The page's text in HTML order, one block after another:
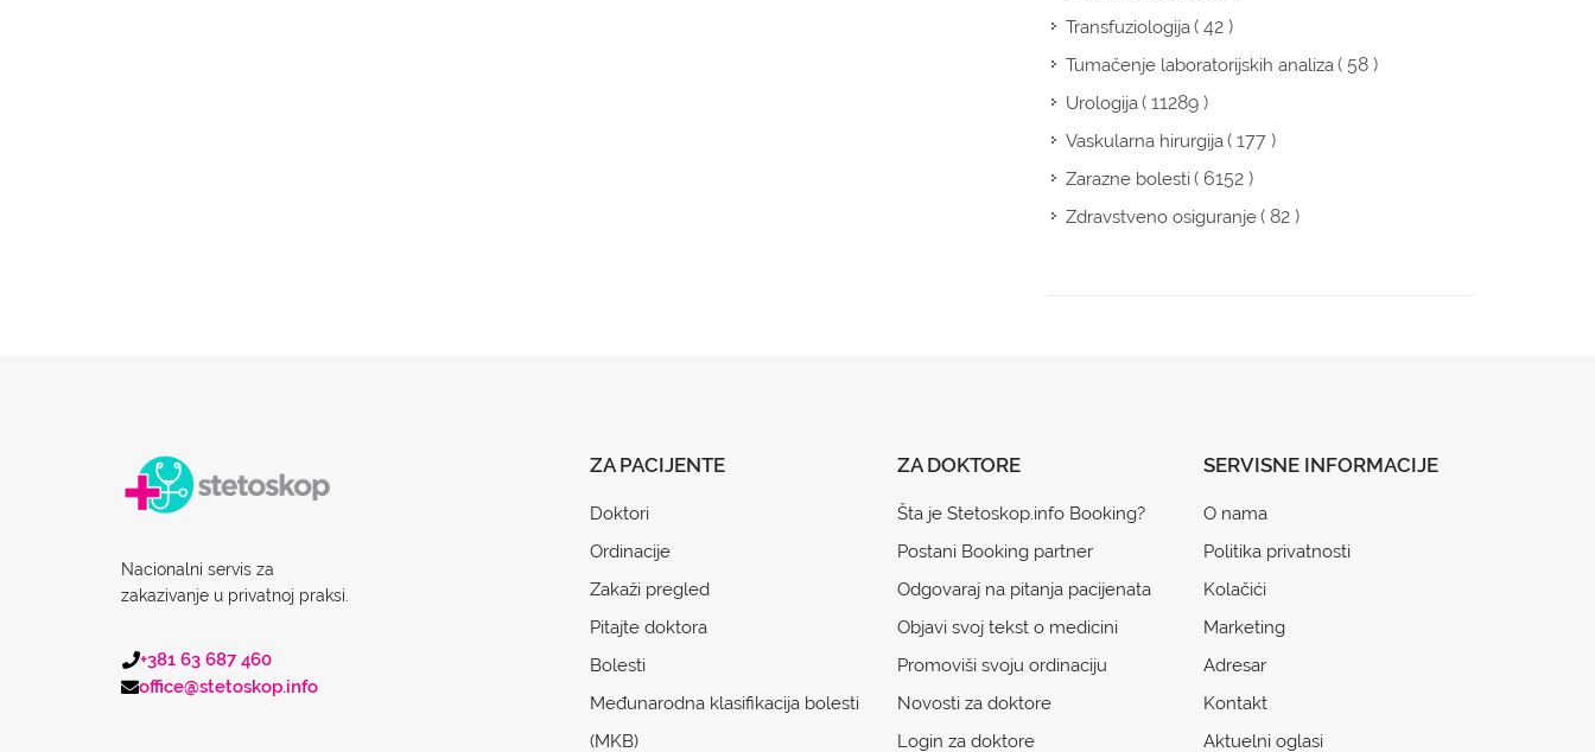
Transfuziologija( 42 )
Tumačenje laboratorijskih analiza( 58 )
Urologija( 11289 )
Vaskularna hirurgija( 177 )
Zarazne bolesti( 6152 )
Zdravstveno osiguranje( 82 )
Nacionalni servis za
zakazivanje u privatnoj praksi.
+381 63 687 460
office@stetoskop.info
ZA PACIJENTE
Doktori
Ordinacije
Zakaži pregled
Pitajte doktora
Bolesti
Međunarodna klasifikacija bolesti
(MKB)
ZA DOKTORE
Šta je Stetoskop.info Booking?
Postani Booking partner
Odgovaraj na pitanja pacijenata
Objavi svoj tekst o medicini
Promoviši svoju ordinaciju
Novosti za doktore
Login za doktore
SERVISNE INFORMACIJE
O nama
Politika privatnosti
Kolačići
Marketing
Adresar
Kontakt
Aktuelni oglasi